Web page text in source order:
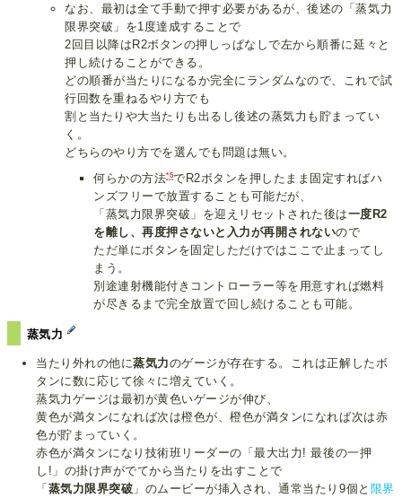
なお、最初は全て手動で押す必要があるが、後述の「蒸気力
限界突破」を1度達成することで
2回目以降はR2ボタンの押しっぱなしで左から順番に延々と
押し続けることができる。
どの順番が当たりになるか完全にランダムなので、これで試
行回数を重ねるやり方でも
割と当たりや大当たりも出るし後述の蒸気力も貯まってい
く。
どちらのやり方でを選んでも問題は無い。
何らかの方法*5でR2ボタンを押したまま固定すればハ
ンズフリーで放置することも可能だが、
「蒸気力限界突破」を迎えリセットされた後は一度R2
を離し、再度押さないと入力が再開されないので
ただ単にボタンを固定しただけではここで止まってし
まう。
別途連射機能付きコントローラー等を用意すれば燃料
が尽きるまで完全放置で回し続けることも可能。
蒸気力
当たり外れの他に蒸気力のゲージが存在する。これは正解したボ
タンに数に応じて徐々に増えていく。
蒸気力ゲージは最初が黄色いゲージが伸び、
黄色が満タンになれば次は橙色が、橙色が満タンになれば次は赤
色が貯まっていく。
赤色が満タンになり技術班リーダーの「最大出力! 最後の一押
し!」の掛け声がでてから当たりを出すことで
「蒸気力限界突破 」のムービーが挿入され、通常当たり9個と 限界